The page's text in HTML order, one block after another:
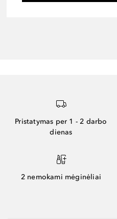
Pristatymas per 1 - 2 darbo
dienas
2 nemokami mėginėliai